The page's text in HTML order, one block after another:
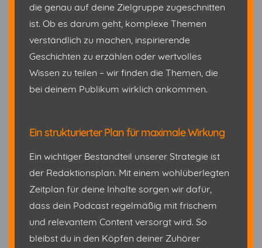
die genau auf deine Zielgruppe zugeschnitten
ist. Ob es darum geht, komplexe Themen
verständlich zu machen, inspirierende
Geschichten zu erzählen oder wertvolles
Wissen zu teilen – wir finden die Themen, die
bei deinem Publikum wirklich ankommen.
Ein strukturierter Plan für maximale Wirkung
Ein wichtiger Bestandteil unserer Strategie ist
der Redaktionsplan. Mit einem wohlüberlegten
Zeitplan für deine Inhalte sorgen wir dafür,
dass dein Podcast regelmäßig mit frischem
und relevantem Content versorgt wird. So
bleibst du in den Köpfen deiner Zuhörer